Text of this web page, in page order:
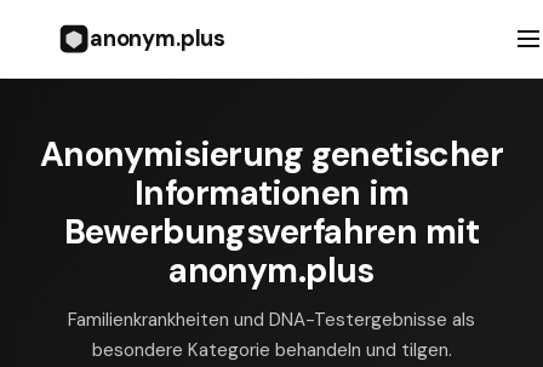
anonym.plus
Anonymisierung genetischer
Informationen im
Bewerbungsverfahren mit
anonym.plus
Familienkrankheiten und DNA-Testergebnisse als
besondere Kategorie behandeln und tilgen.